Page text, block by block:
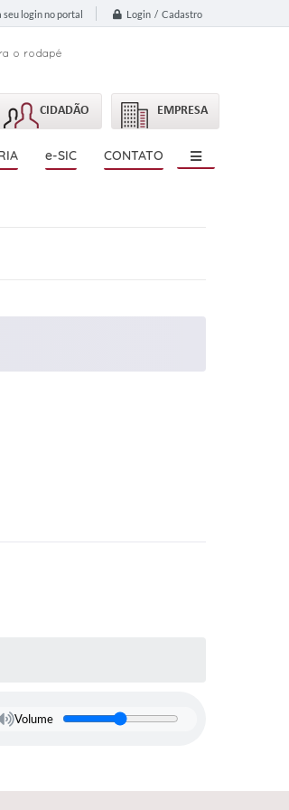
seu login no portal Login / Cadastro
o rodapé
CIDADÃO EMPRESA
e-SIC CONTATO
Volume